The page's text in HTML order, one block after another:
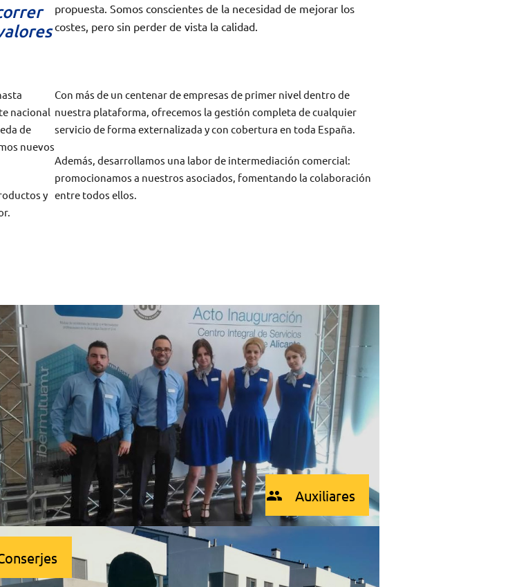
propuesta. Somos conscientes de la necesidad de mejorar los
costes, pero sin perder de vista la calidad.
nacional
de
nuevos
y
Con más de un centenar de empresas de primer nivel dentro de
nuestra plataforma, ofrecemos la gestión completa de cualquier
servicio de forma externalizada y con cobertura en toda España.
Además, desarrollamos una labor de intermediación comercial:
promocionamos a nuestros asociados, fomentando la colaboración
entre todos ellos.
Auxiliares